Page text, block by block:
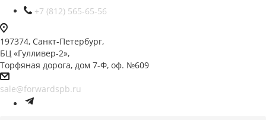
+7 (812) 565-65-56
197374, Санкт-Петербург,
БЦ «Гулливер-2»,
Торфяная дорога, дом 7-Ф, оф. №609
sale@forwardspb.ru